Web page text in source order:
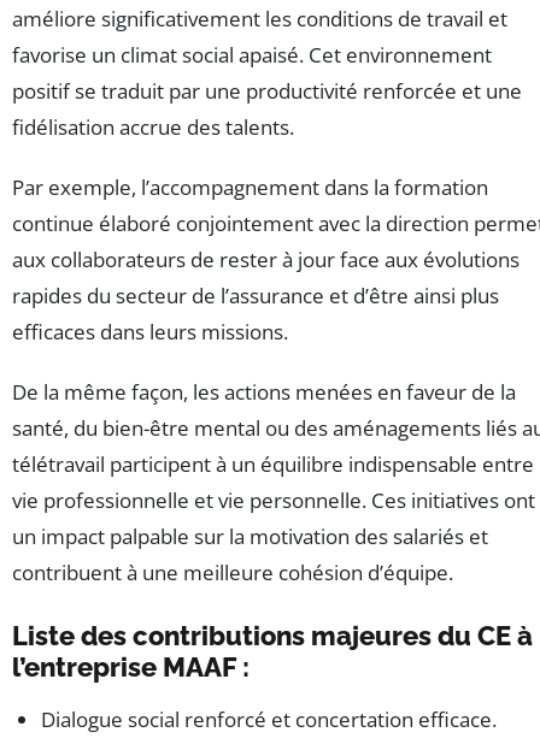
améliore significativement les conditions de travail et
favorise un climat social apaisé. Cet environnement
positif se traduit par une productivité renforcée et une
fidélisation accrue des talents.
Par exemple, l’accompagnement dans la formation
continue élaboré conjointement avec la direction
aux collaborateurs de rester à jour face aux évolutions
rapides du secteur de l’assurance et d’être ainsi plus
efficaces dans leurs missions.
De la même façon, les actions menées en faveur de la
santé, du bien-être mental ou des aménagements liés
télétravail participent à un équilibre indispensable entre
vie professionnelle et vie personnelle. Ces initiatives ont
un impact palpable sur la motivation des salariés et
contribuent à une meilleure cohésion d’équipe.
Liste des contributions majeures du CE à
l’entreprise MAAF :
Dialogue social renforcé et concertation efficace.